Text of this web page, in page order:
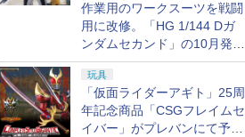
作業用のワークスーツを戦闘
用に改修。「HG 1/144 Dガ
ンダムセカンド」の10月発送
分が予約受付中【ガンダムベ
ース撮り下ろし】
玩具
「仮面ライダーアギト」25周
年記念商品「CSGフレイムセ
イバー」がプレバンにて予約